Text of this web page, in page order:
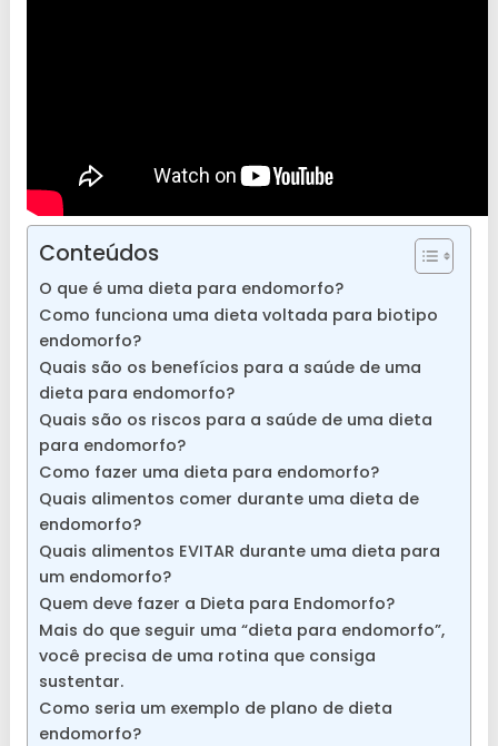
Conteúdos
O que é uma dieta para endomorfo?
Como funciona uma dieta voltada para biotipo
endomorfo?
Quais são os benefícios para a saúde de uma
dieta para endomorfo?
Quais são os riscos para a saúde de uma dieta
para endomorfo?
Como fazer uma dieta para endomorfo?
Quais alimentos comer durante uma dieta de
endomorfo?
Quais alimentos EVITAR durante uma dieta para
um endomorfo?
Quem deve fazer a Dieta para Endomorfo?
Mais do que seguir uma “dieta para endomorfo”,
você precisa de uma rotina que consiga
sustentar.
Como seria um exemplo de plano de dieta
endomorfo?